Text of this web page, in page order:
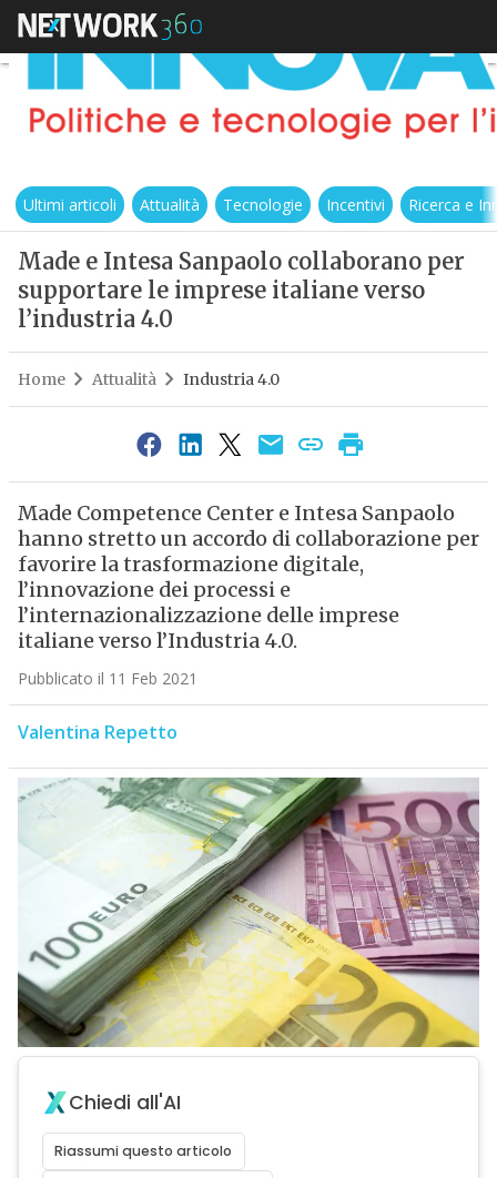
Ultimi articoli Attualità Tecnologie Incentivi Ricerca e
Made e Intesa Sanpaolo collaborano per
supportare le imprese italiane verso
l’industria 4.0
Home Attualità Industria 4.0
Made Competence Center e Intesa Sanpaolo
hanno stretto un accordo di collaborazione per
favorire la trasformazione digitale,
l’innovazione dei processi e
l’internazionalizzazione delle imprese
italiane verso l’Industria 4.0.
Pubblicato il 11 Feb 2021
Valentina Repetto
Chiedi all'AI
Riassumi questo articolo